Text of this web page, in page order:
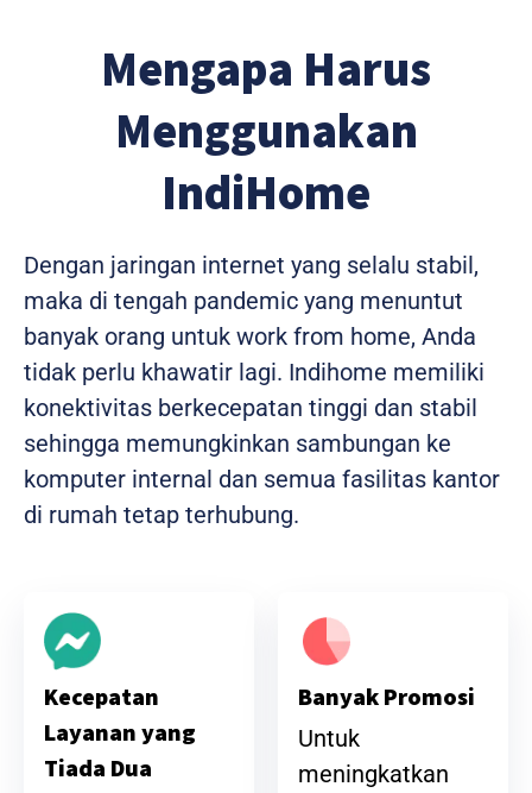
Mengapa Harus
Menggunakan
IndiHome
Dengan jaringan internet yang selalu stabil,
maka di tengah pandemic yang menuntut
banyak orang untuk work from home, Anda
tidak perlu khawatir lagi. Indihome memiliki
konektivitas berkecepatan tinggi dan stabil
sehingga memungkinkan sambungan ke
komputer internal dan semua fasilitas kantor
di rumah tetap terhubung.
Kecepatan
Layanan yang
Tiada Dua
Banyak Promosi
Untuk
meningkatkan